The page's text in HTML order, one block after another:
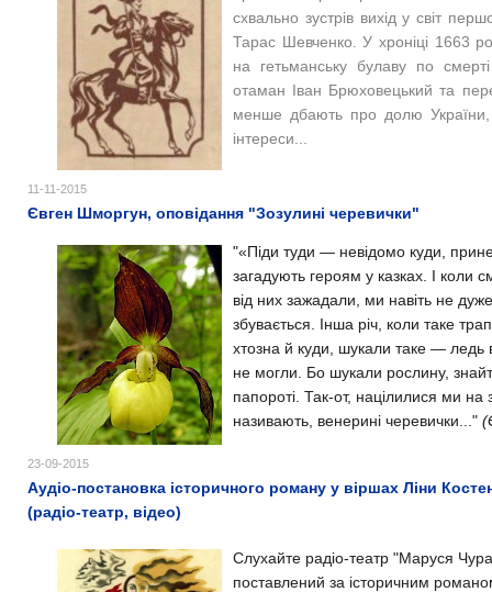
схвально зустрів вихід у світ
Тарас Шевченко. У хроніці 1663
на гетьманську булаву по
отаман Іван Брюховецький та
менше дбають про долю
інтереси...
11-11-2015
Євген Шморгун, оповідання "Зозулині черевички"
"«Піди туди — невідомо куди,
загадують героям у казках. І коли
від них зажадали, ми навіть не
збувається. Інша річ, коли таке
хтозна й куди, шукали таке — ледь
не могли. Бо шукали рослину,
папороті. Так-от, націлилися ми на
називають, венерині черевички..."
23-09-2015
Аудіо-постановка історичного роману у віршах Ліни
(радіо-театр, відео)
Слухайте радіо-театр "Маруся
поставлений за історичним